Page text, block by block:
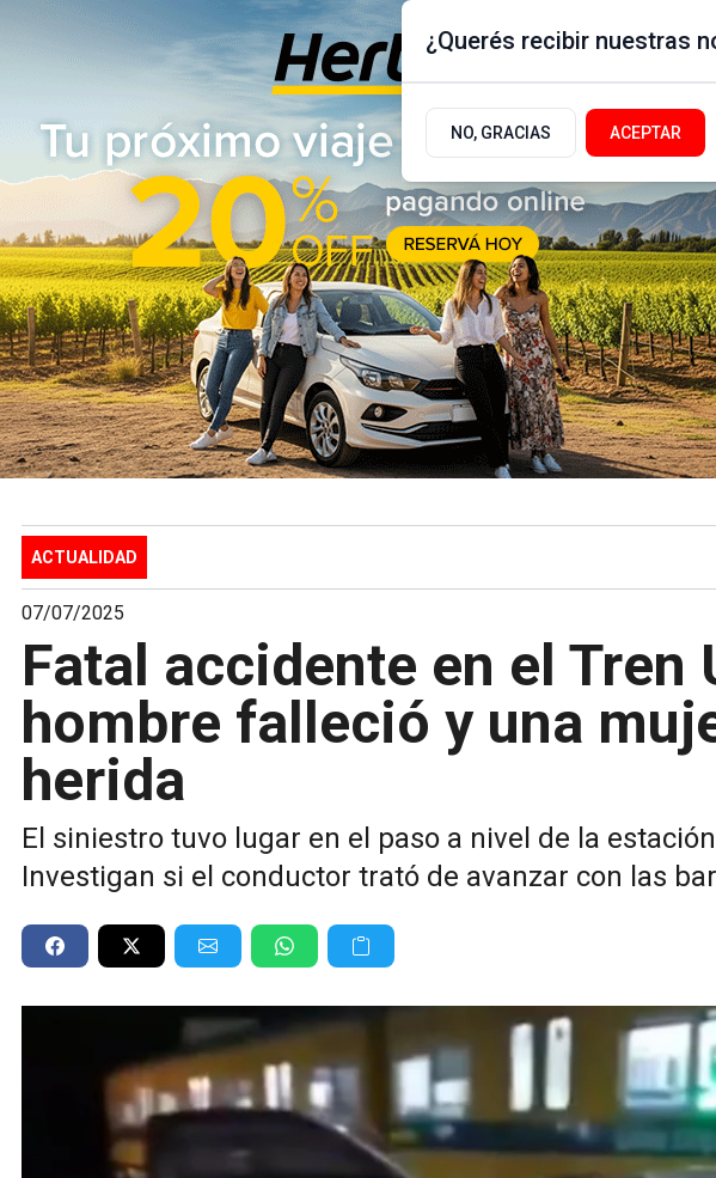
Viernes 7 de Agosto
de 2026
17.9ºc | Buenos Aires, AR
ÚLTIMAS NOTICIAS ACTUALIDAD POLÍTICA DEPORTES
ACTUALIDAD
07/07/2025
Fatal accidente en el Tren
hombre falleció y una
herida
El siniestro tuvo lugar en el paso a nivel de la
Investigan si el conductor trató de avanzar con las
¿Querés recibir nuestras
NO, GRACIAS ACEPTAR